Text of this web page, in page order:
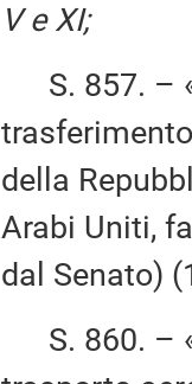
V e XI;
S. 857. –
della
Arabi Uniti,
dal Senato)
S. 860. –